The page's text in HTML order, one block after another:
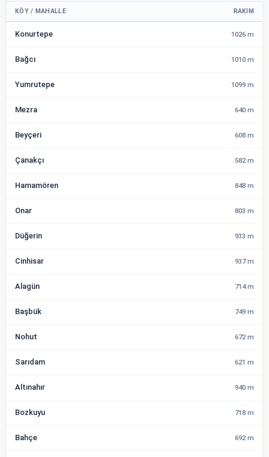
KÖY / MAHALLE RAKIM
Konurtepe 1026 m
Bağcı 1010 m
Yumrutepe 1099 m
Mezra 640 m
Beyçeri 608 m
Çanakçı 582 m
Hamamören 848 m
Onar 803 m
Düğerin 933 m
Cinhisar 937 m
Alagün 714 m
Başbük 749 m
Nohut 672 m
Sarıdam 621 m
Altınahır 940 m
Bozkuyu 718 m
Bahçe 692 m